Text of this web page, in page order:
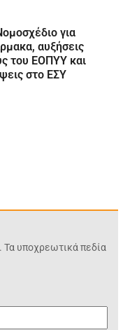
για
αυξήσεις
του ΕΟΠΥΥ και
στο ΕΣΥ
Τα υποχρεωτικά πεδία